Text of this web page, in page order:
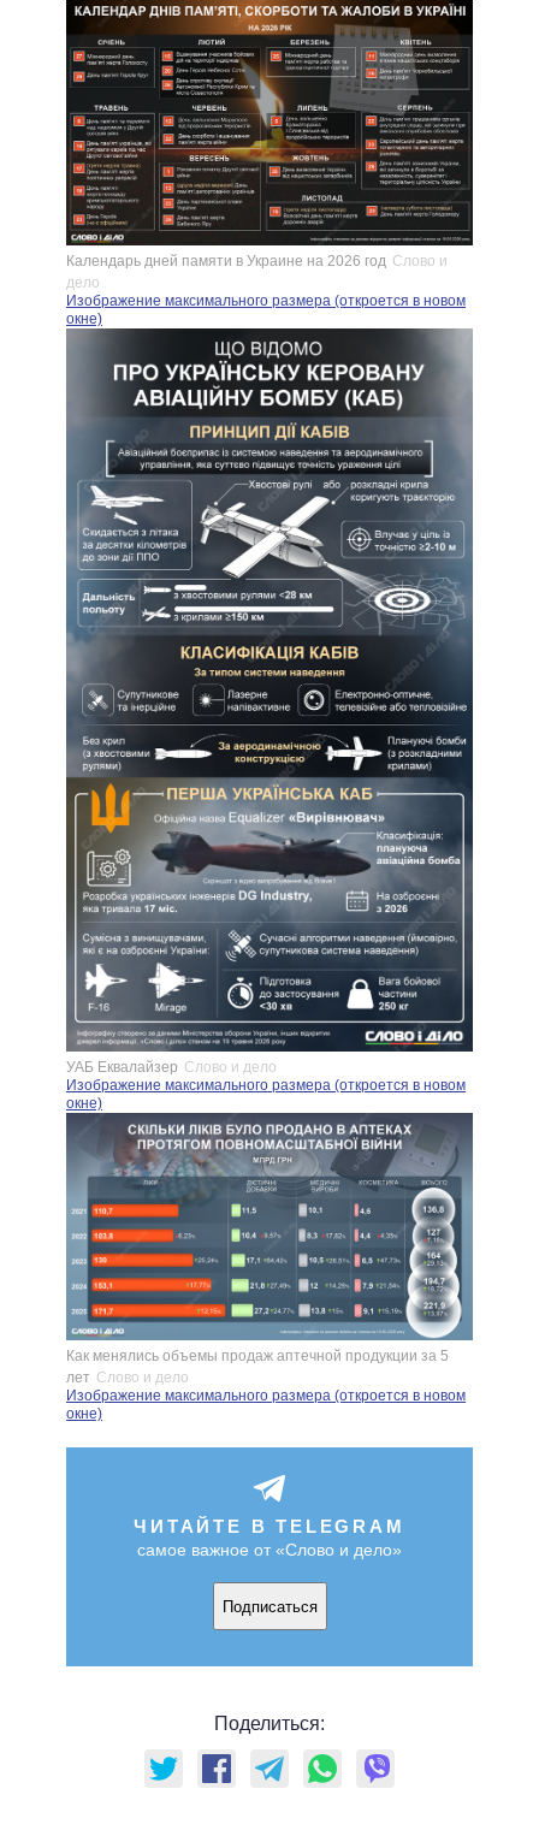
Календарь дней памяти в Украине на 2026 год Слово и
дело
Изображение максимального размера (откроется в новом
окне)
УАБ Еквалайзер Слово и дело
Изображение максимального размера (откроется в новом
окне)
Как менялись объемы продаж аптечной продукции за 5
лет Слово и дело
Изображение максимального размера (откроется в новом
окне)
ЧИТАЙТЕ В TELEGRAM
самое важное от «Слово и дело»
Подписаться
Поделиться: